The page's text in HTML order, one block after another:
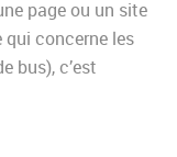
page ou un site
qui concerne les
bus), c’est